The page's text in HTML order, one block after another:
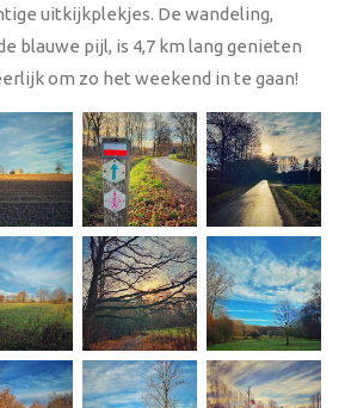
uitkijkplekjes. De wandeling,
blauwe pijl, is 4,7 km lang genieten
om zo het weekend in te gaan!